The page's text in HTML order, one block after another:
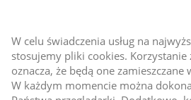
W celu świadczenia usług na
stosujemy pliki cookies.
oznacza, że będą one zamieszczane
W każdym momencie można